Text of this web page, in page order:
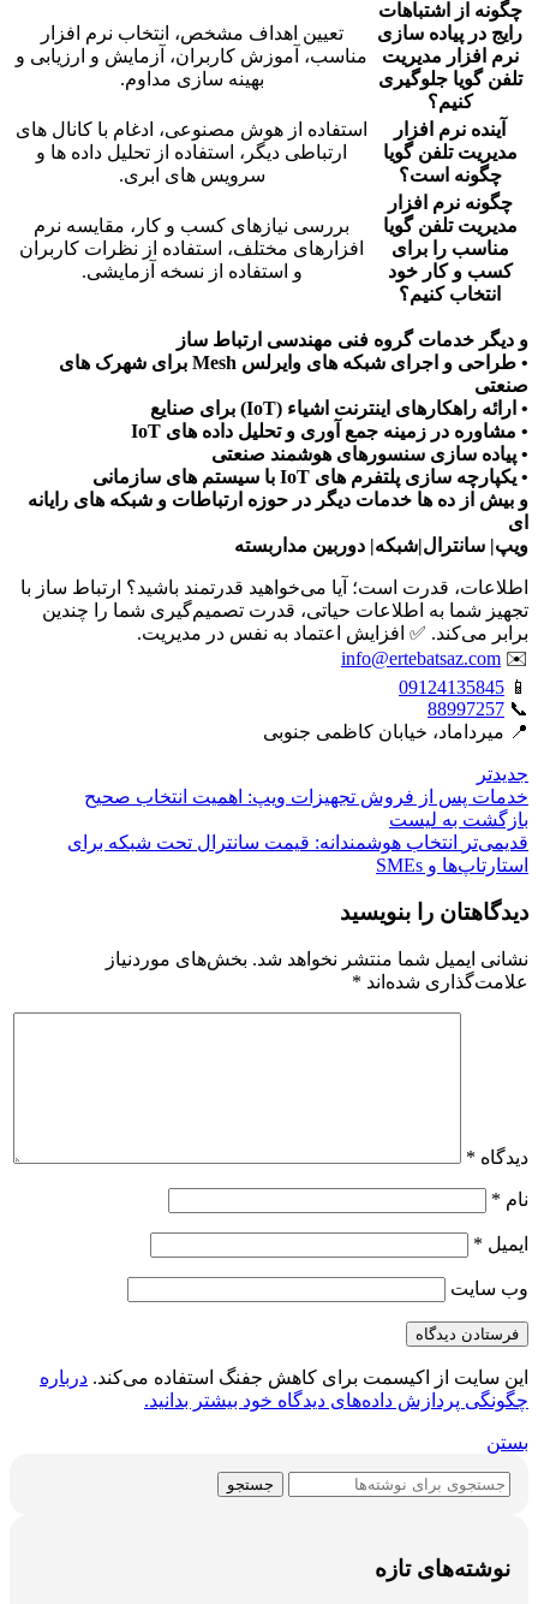
چگونه از اشتباهات
رایج در پیاده سازی
نرم افزار مدیریت
تلفن گویا جلوگیری
کنیم؟
تعیین اهداف مشخص، انتخاب نرم افزار
مناسب، آموزش کاربران، آزمایش و ارزیابی و
بهینه سازی مداوم.
آینده نرم افزار
مدیریت تلفن گویا
چگونه است؟
استفاده از هوش مصنوعی، ادغام با کانال های
ارتباطی دیگر، استفاده از تحلیل داده ها و
سرویس های ابری.
چگونهنرم افزار
مدیریت تلفن گویا
مناسب را برای
کسب و کار خود
انتخاب کنیم؟
بررسی نیازهای کسب و کار، مقایسه نرم
افزارهای مختلف، استفاده از نظرات کاربران
و استفاده از نسخه آزمایشی.
و دیگر خدمات گروه فنی مهندسی ارتباط ساز
• طراحی و اجرای شبکه های وایرلس Mesh برای شهرک های
صنعتی
• ارائه راهکارهای اینترنت اشیاء (IoT) برای صنایع
• مشاوره در زمینه جمع آوری و تحلیل داده های IoT
• پیاده سازی سنسورهای هوشمند صنعتی
• یکپارچه سازی پلتفرم های IoT با سیستم های سازمانی
و بیش از ده ها خدمات دیگر در حوزه ارتباطات و شبکه های رایانه
ای
ویپ| سانترال|شبکه| دوربین مداربسته
اطلاعات، قدرت است؛ آیا می‌خواهید قدرتمند باشید؟ ارتباط ساز با
تجهیز شما به اطلاعات حیاتی، قدرت تصمیم‌گیری شما را چندین
برابر می‌کند. ✅ افزایش اعتماد به نفس در مدیریت.
✉️
info@ertebatsaz.com
📱
09124135845
📞
88997257
📍 میرداماد، خیابان کاظمی جنوبی
جدیدتر
خدمات پس از فروش تجهیزات ویپ: اهمیت انتخاب صحیح
بازگشت بە لیست
قدیمی‌تر
انتخاب هوشمندانه: قیمت سانترال تحت شبکه برای
استارتاپ‌ها و SMEs
دیدگاهتان را بنویسید
نشانی ایمیل شما منتشر نخواهد شد. بخش‌های موردنیاز
علامت‌گذاری شده‌اند *
دیدگاه *
نام *
ایمیل *
وب‌ سایت
این سایت از اکیسمت برای کاهش جفنگ استفاده می‌کند. درباره
چگونگی پردازش داده‌های دیدگاه خود بیشتر بدانید.
بستن
جستجو
نوشته‌های تازه